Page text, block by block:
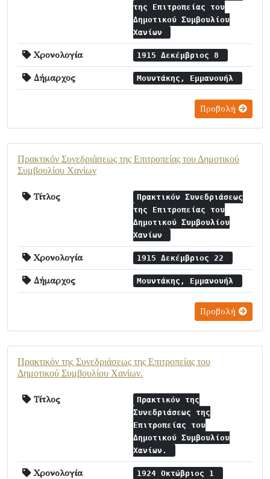
της Επιτροπείας του
Δημοτικού Συμβουλίου
Χανίων
Χρονολογία 1915 Δεκέμβριος 8
Δήμαρχος Μουντάκης, Εμμανουήλ
Προβολή
Πρακτικόν Συνεδριάσεως της Επιτροπείας του Δημοτικού
Συμβουλίου Χανίων
Τίτλος
Πρακτικόν Συνεδριάσεως
της Επιτροπείας του
Δημοτικού Συμβουλίου
Χανίων
Χρονολογία 1915 Δεκέμβριος 22
Δήμαρχος Μουντάκης, Εμμανουήλ
Προβολή
Πρακτικόν της Συνεδριάσεως της Επιτροπείας του
Δημοτικού Συμβουλίου Χανίων.
Τίτλος
Πρακτικόν της
Συνεδριάσεως της
Επιτροπείας του
Δημοτικού Συμβουλίου
Χανίων.
Χρονολογία 1924 Οκτώβριος 1